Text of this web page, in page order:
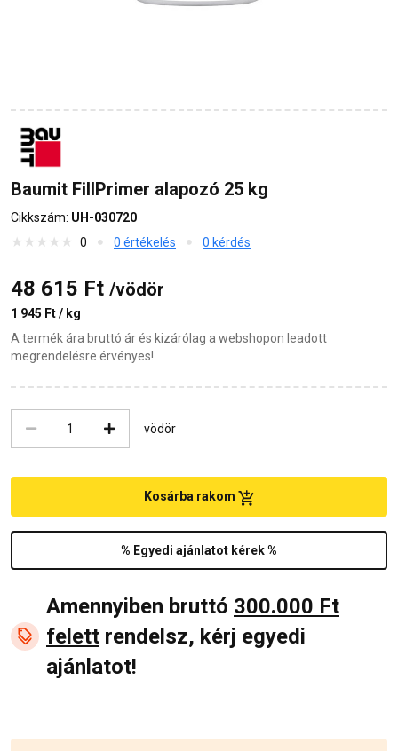
Baumit FillPrimer alapozó 25 kg
Cikkszám: UH-030720
0
0 értékelés 0 kérdés
48 615 Ft /vödör
1 945 Ft / kg
A termék ára bruttó ár és kizárólag a webshopon leadott
megrendelésre érvényes!
vödör
% Egyedi ajánlatot kérek %
Kosárba rakom
Amennyiben bruttó 300.000 Ft
felett rendelsz, kérj egyedi
ajánlatot!